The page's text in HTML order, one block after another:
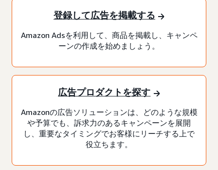
登録して広告を掲載する
Amazon Adsを利用して、商品を掲載し、キャンペ
ーンの作成を始めましょう。
広告プロダクトを探す
Amazonの広告ソリューションは、どのような規模
や予算でも、訴求力のあるキャンペーンを展開
し、重要なタイミングでお客様にリーチする上で
役立ちます。